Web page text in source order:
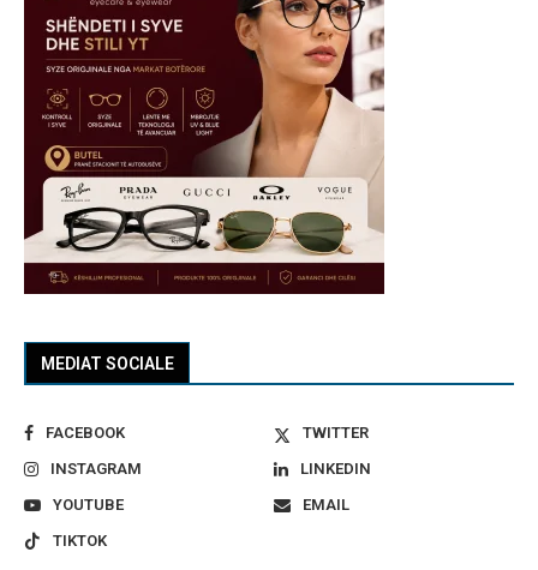
MEDIAT SOCIALE
FACEBOOK
TWITTER
INSTAGRAM
LINKEDIN
YOUTUBE
EMAIL
TIKTOK